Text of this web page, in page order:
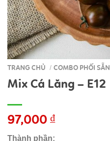
TRANG CHỦ / COMBO PHỐI SẴN
Mix Cá Lăng – E12
97,000 ₫
Thành phần: